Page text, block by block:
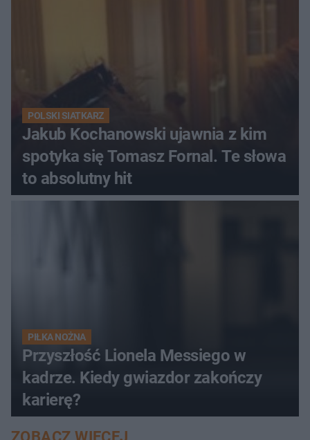
POLSKI SIATKARZ
Jakub Kochanowski ujawnia z kim
spotyka się Tomasz Fornal. Te słowa
to absolutny hit
PIŁKA NOŻNA
Przyszłość Lionela Messiego w
kadrze. Kiedy gwiazdor zakończy
karierę?